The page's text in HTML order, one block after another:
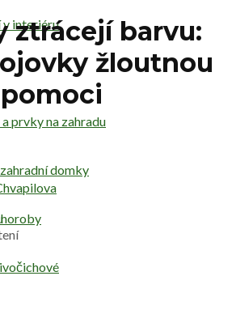
v interiéru
prvky na zahradu
domky
ztrácejí barvu:
žloutnou